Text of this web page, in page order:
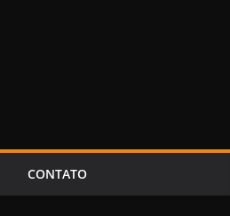
CONTATO